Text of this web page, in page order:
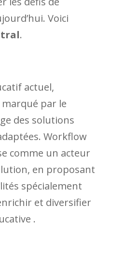
Voici
.
actuel,
par le
des solutions
Workflow
comme un acteur
en proposant
spécialement
et diversifier
.